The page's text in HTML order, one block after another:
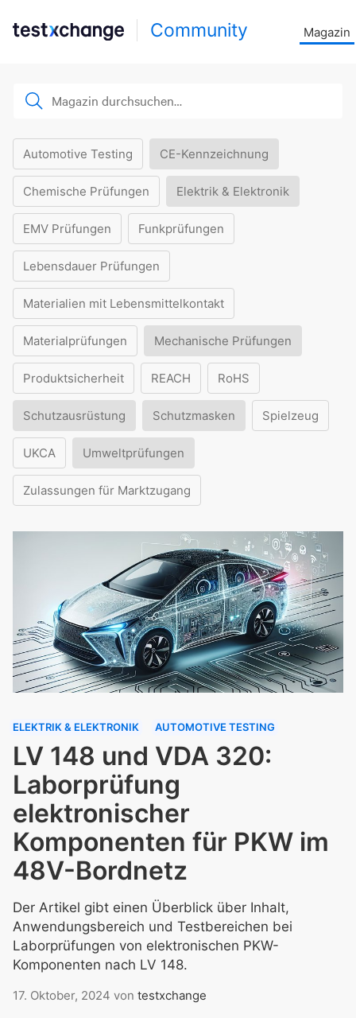
Community Magazin
Automotive Testing CE-Kennzeichnung
Chemische Prüfungen Elektrik & Elektronik
EMV Prüfungen Funkprüfungen
Lebensdauer Prüfungen
Materialien mit Lebensmittelkontakt
Materialprüfungen Mechanische Prüfungen
Produktsicherheit REACH RoHS
Schutzausrüstung Schutzmasken Spielzeug
UKCA Umweltprüfungen
Zulassungen für Marktzugang
ELEKTRIK & ELEKTRONIK AUTOMOTIVE TESTING
LV 148 und VDA 320:
Laborprüfung
elektronischer
Komponenten für PKW im
48V-Bordnetz
Der Artikel gibt einen Überblick über Inhalt,
Anwendungsbereich und Testbereichen bei
Laborprüfungen von elektronischen PKW-
Komponenten nach LV 148.
17. Oktober, 2024 von testxchange